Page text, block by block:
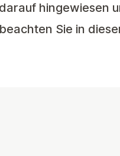
darauf hingewiesen
beachten Sie in